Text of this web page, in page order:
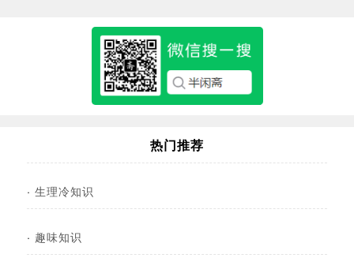
热门推荐
· 生理冷知识
· 趣味知识